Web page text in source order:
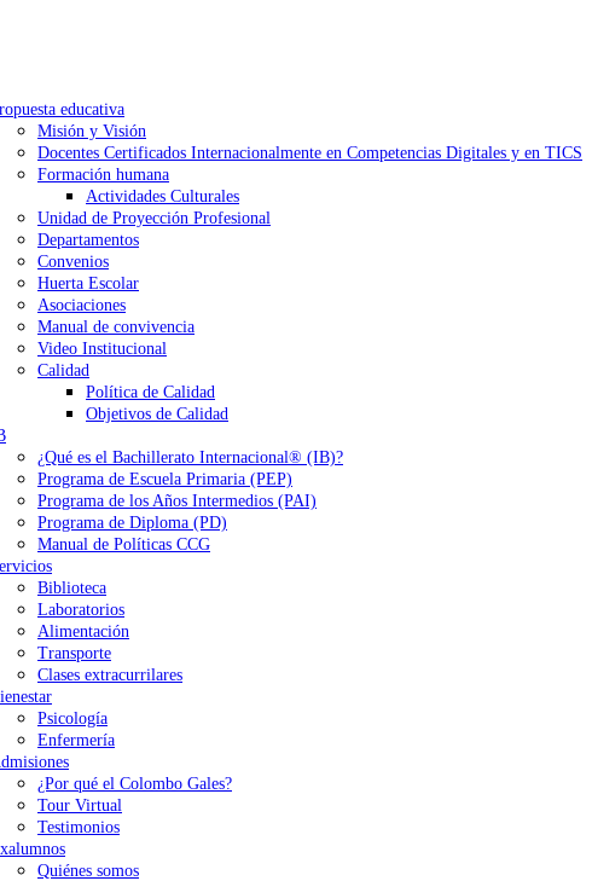
educativa
Misión y Visión
Docentes Certificados Internacionalmente en Competencias Digitales y en TICS
Formación humana
Actividades Culturales
Unidad de Proyección Profesional
Departamentos
Convenios
Huerta Escolar
Asociaciones
Manual de convivencia
Video Institucional
Calidad
Política de Calidad
Objetivos de Calidad
¿Qué es el Bachillerato Internacional® (IB)?
Programa de Escuela Primaria (PEP)
Programa de los Años Intermedios (PAI)
Programa de Diploma (PD)
Manual de Políticas CCG
Biblioteca
Laboratorios
Alimentación
Transporte
Clases extracurrilares
Psicología
Enfermería
¿Por qué el Colombo Gales?
Tour Virtual
Testimonios
Quiénes somos